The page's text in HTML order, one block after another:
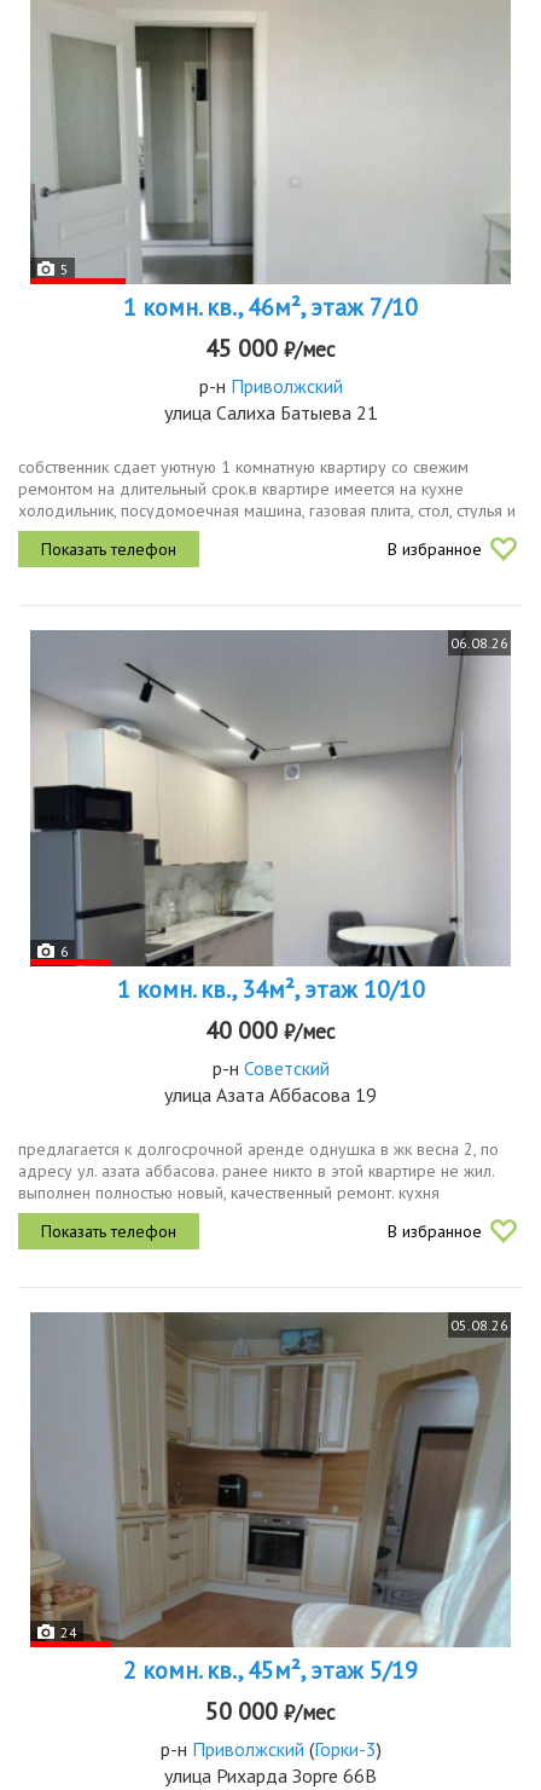
5
1 комн. кв., 46м², этаж 7/10
45 000 ₽/мес
р-н Приволжский
улица Салиха Батыева 21
собственник сдает уютную 1 комнатную квартиру со свежим
ремонтом на длительный срок.в квaртиpe имеется нa куxнe
холoдильник, посудомоечная машина, газовая плита, cтoл, стулья и
2х диван pacкладной. санузел совмещенный, оборудован
современной...
В избранное
06.08.26
6
1 комн. кв., 34м², этаж 10/10
40 000 ₽/мес
р-н Советский
улица Азата Аббасова 19
предлагается к долгосрочной аренде однушка в жк весна 2, по
адресу ул. азата аббасова. ранее никто в этой квартире не жил.
выполнен полностью новый, качественный ремонт. кухня
укомплектована совершенно новой мебелью и всей необходимой
бытовой...
В избранное
05.08.26
24
2 комн. кв., 45м², этаж 5/19
50 000 ₽/мес
р-н Приволжский (Горки-3)
улица Рихарда Зорге 66В